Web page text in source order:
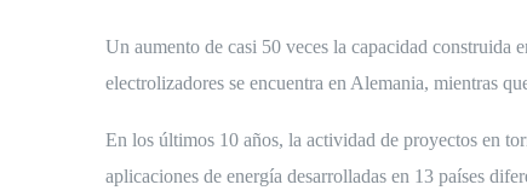
Un aumento de casi 50 veces la capacidad construida
electrolizadores se encuentra en Alemania, mientras
En los últimos 10 años, la actividad de proyectos en
aplicaciones de energía desarrolladas en 13 países